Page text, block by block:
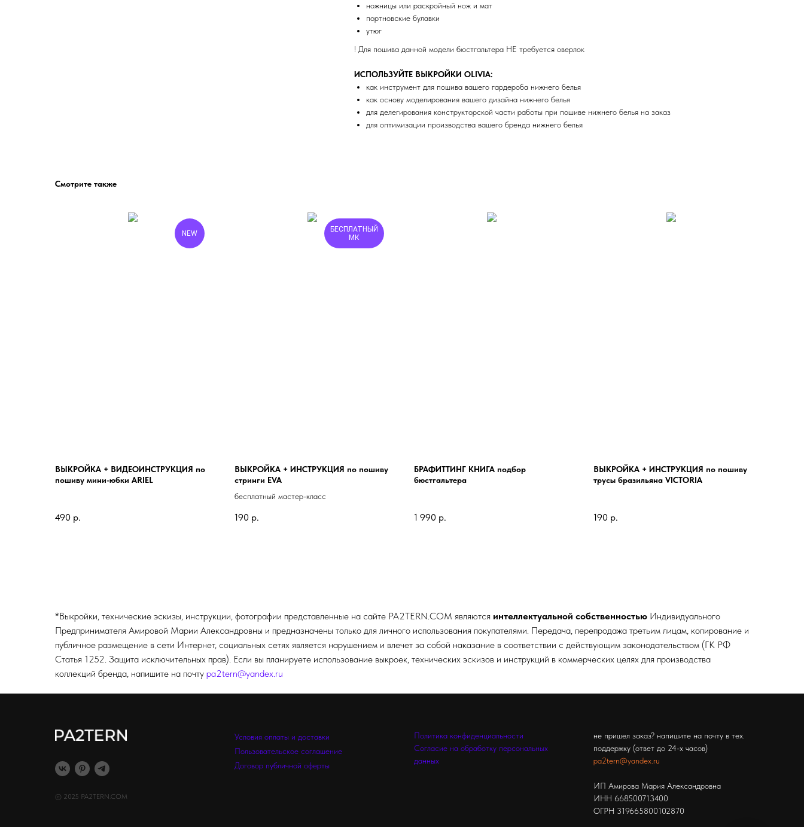
ножницы или раскройный нож и мат
портновские булавки
утюг
! Для пошива данной модели бюстгальтера НЕ требуется оверлок
ИСПОЛЬЗУЙТЕ ВЫКРОЙКИ OLIVIA:
как инструмент для пошива вашего гардероба нижнего белья
как основу моделирования вашего дизайна нижнего белья
для делегирования конструкторской части работы при пошиве нижнего белья на заказ
для оптимизации производства вашего бренда нижнего белья
Смотрите также
NEW
ВЫКРОЙКА + ВИДЕОИНСТРУКЦИЯ по
пошиву мини-юбки ARIEL
490 р.
БЕСПЛАТНЫЙ
МК
ВЫКРОЙКА + ИНСТРУКЦИЯ по пошиву
стринги EVA
бесплатный мастер-класс
190 р.
БРАФИТТИНГ КНИГА подбор
бюстгальтера
1 990 р.
ВЫКРОЙКА + ИНСТРУКЦИЯ по пошиву
трусы бразильяна VICTORIA
190 р.
*Выкройки, технические эскизы, инструкции, фотографии представленные на сайте PA2TERN.COM являются интеллектуальной собственностью Индивидуального
Предпринимателя Амировой Марии Александровны и предназначены только для личного использования покупателями. Передача, перепродажа третьим лицам, копирование и
публичное размещение в сети Интернет, социальных сетях является нарушением и влечет за собой наказание в соответствии с действующим законодательством (ГК РФ
Статья 1252. Защита исключительных прав). Если вы планируете использование выкроек, технических эскизов и инструкций в коммерческих целях для производства
коллекций бренда, напишите на почту pa2tern@yandex.ru
© 2025 PA2TERN.COM
Условия оплаты и доставки
Пользовательское соглашение
Договор публичной оферты
Политика конфиденциальности
Согласие на обработку персональных
данных
не пришел заказ? напишите на почту в тех.
поддержку (ответ до 24-х часов)
pa2tern@yandex.ru
ИП Амирова Мария Александровна
ИНН 668500713400
ОГРН 319665800102870